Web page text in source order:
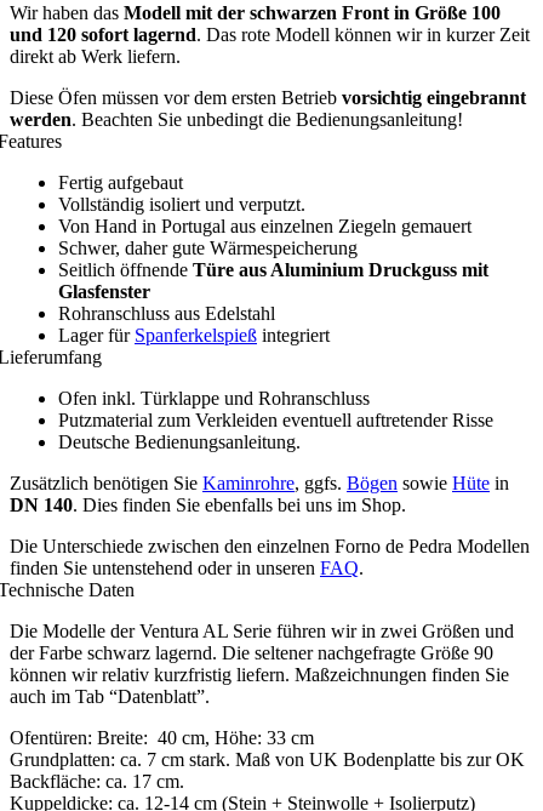
Wir haben das Modell mit der schwarzen Front in Größe 100
und 120 sofort lagernd. Das rote Modell können wir in kurzer Zeit
direkt ab Werk liefern.
Diese Öfen müssen vor dem ersten Betrieb vorsichtig eingebrannt
werden. Beachten Sie unbedingt die Bedienungsanleitung!
Fertig aufgebaut
Vollständig isoliert und verputzt.
Von Hand in Portugal aus einzelnen Ziegeln gemauert
Schwer, daher gute Wärmespeicherung
Seitlich öffnende Türe aus Aluminium Druckguss mit
Glasfenster
Rohranschluss aus Edelstahl
Lager für Spanferkelspieß integriert
Ofen inkl. Türklappe und Rohranschluss
Putzmaterial zum Verkleiden eventuell auftretender Risse
Deutsche Bedienungsanleitung.
Zusätzlich benötigen Sie Kaminrohre, ggfs. Bögen sowie Hüte in
DN 140. Dies finden Sie ebenfalls bei uns im Shop.
Die Unterschiede zwischen den einzelnen Forno de Pedra Modellen
finden Sie untenstehend oder in unseren FAQ.
Daten
Die Modelle der Ventura AL Serie führen wir in zwei Größen und
der Farbe schwarz lagernd. Die seltener nachgefragte Größe 90
können wir relativ kurzfristig liefern. Maßzeichnungen finden Sie
auch im Tab “Datenblatt”.
Ofentüren: Breite: 40 cm, Höhe: 33 cm
Grundplatten: ca. 7 cm stark. Maß von UK Bodenplatte bis zur OK
Backfläche: ca. 17 cm.
Kuppeldicke: ca. 12-14 cm (Stein + Steinwolle + Isolierputz)